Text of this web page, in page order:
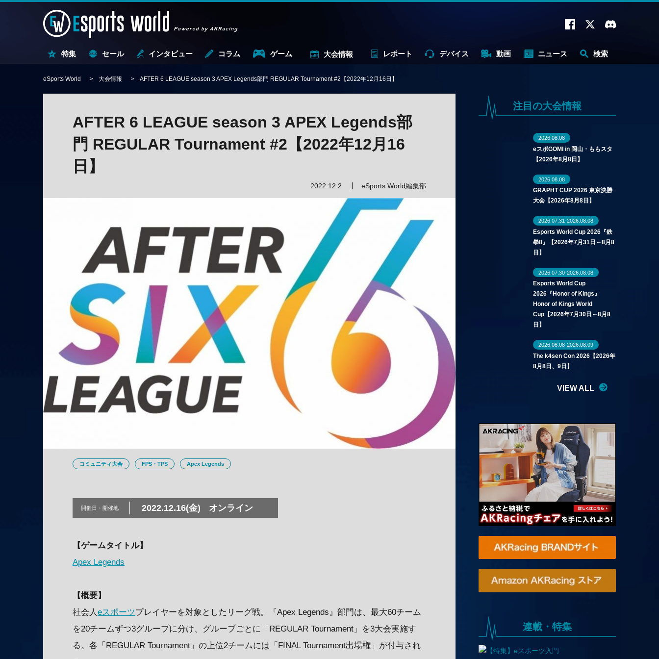
特集 セール インタビュー コラム ゲーム 大会情報 レポート デバイス 動画 ニュース 検索
eSports World 大会情報 AFTER 6 LEAGUE season 3 APEX Legends部門 REGULAR Tournament #2【2022年12月16日】
AFTER 6 LEAGUE season 3 APEX Legends部
門 REGULAR Tournament #2【2022年12月16
日】
2022.12.2 eSports World編集部
コミュニティ大会 FPS・TPS Apex Legends
開催日・ 開催地 2022.12.16(金) オンライン
【ゲームタイトル】
Apex Legends
【概要】
社会人eスポーツプレイヤーを対象としたリーグ戦。『Apex Legends』部門は、最大60チーム
を20チームずつ3グループに分け、グループごとに「REGULAR Tournament」を3大会実施す
る。各「REGULAR Tournament」の上位2チームには「FINAL Tournament出場権」が付与され
注目の大会情報
2026.08.08
eスポGOMI in 岡山・ももスタ
【2026年8月8日】
2026.08.08
GRAPHT CUP 2026 東京決勝
大会【2026年8月8日】
2026.07.31-2026.08.08
Esports World Cup 2026『鉄
拳8』【2026年7月31日～8月8
日】
2026.07.30-2026.08.08
Esports World Cup
2026『Honor of Kings』
Honor of Kings World
Cup【2026年7月30日～8月8
日】
2026.08.08-2026.08.09
The k4sen Con 2026【2026年
8月8日、9日】
VIEW ALL
連載・特集